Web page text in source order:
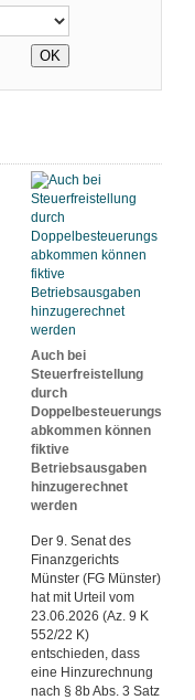
Auch bei
Steuerfreistellung
durch
Doppelbesteuerungs
abkommen können
fiktive
Betriebsausgaben
hinzugerechnet
werden
Der 9. Senat des
Finanzgerichts
Münster (FG Münster)
hat mit Urteil vom
23.06.2026 (Az. 9 K
552/22 K)
entschieden, dass
eine Hinzurechnung
nach § 8b Abs. 3 Satz